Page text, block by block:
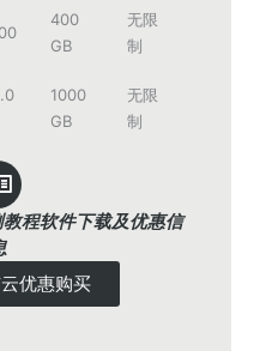
400
GB
无限
制
1000
GB
无限
制
程软件下载及优惠信
优惠购买